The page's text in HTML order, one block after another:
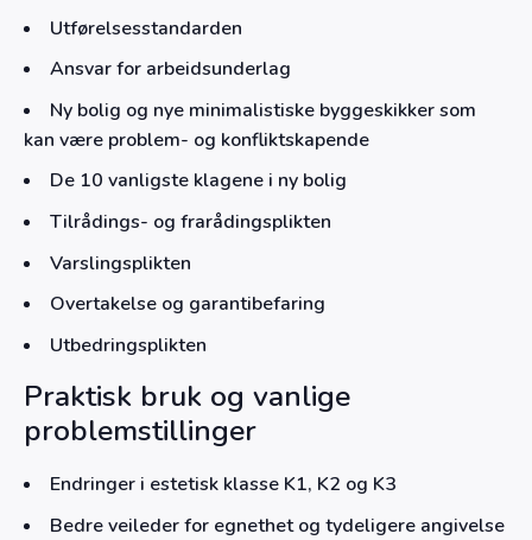
Utførelsesstandarden
Ansvar for arbeidsunderlag
Ny bolig og nye minimalistiske byggeskikker som
kan være problem- og konfliktskapende
De 10 vanligste klagene i ny bolig
Tilrådings- og frarådingsplikten
Varslingsplikten
Overtakelse og garantibefaring
Utbedringsplikten
Praktisk bruk og vanlige
problemstillinger
Endringer i estetisk klasse K1, K2 og K3
Bedre veileder for egnethet og tydeligere angivelse